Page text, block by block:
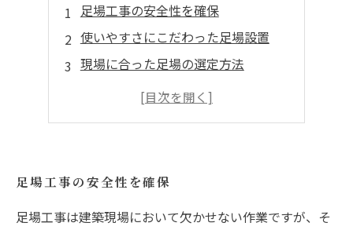
足場工事の安全性を確保
使いやすさにこだわった足場設置
現場に合った足場の選定方法
足場使用に関する注意点
足場工事の安全性を確保
足場工事は建築現場において欠かせない作業ですが、そ